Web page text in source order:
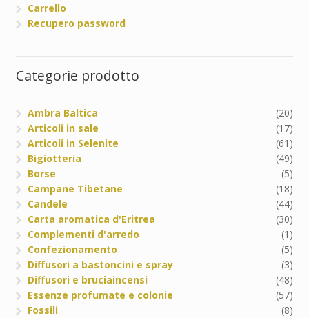
Carrello
Recupero password
Categorie prodotto
Ambra Baltica
(20)
Articoli in sale
(17)
Articoli in Selenite
(61)
Bigiotteria
(49)
Borse
(5)
Campane Tibetane
(18)
Candele
(44)
Carta aromatica d'Eritrea
(30)
Complementi d'arredo
(1)
Confezionamento
(5)
Diffusori a bastoncini e spray
(3)
Diffusori e bruciaincensi
(48)
Essenze profumate e colonie
(57)
Fossili
(8)